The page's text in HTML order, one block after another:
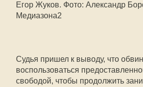
Егор Жуков. Фото: Александр
Медиазона2
Судья пришел к выводу, что
воспользоваться
свободой, чтобы продолжить